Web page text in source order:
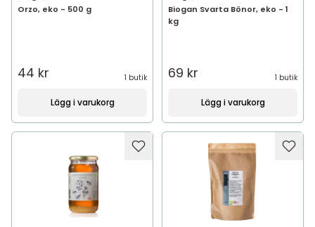
Orzo, eko - 500 g
44 kr 1 butik
Lägg i varukorg
Biogan Svarta Bönor, eko - 1
kg
69 kr 1 butik
Lägg i varukorg